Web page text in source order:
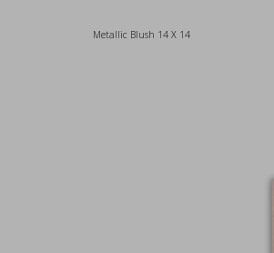
Metallic Blush 14 X 14